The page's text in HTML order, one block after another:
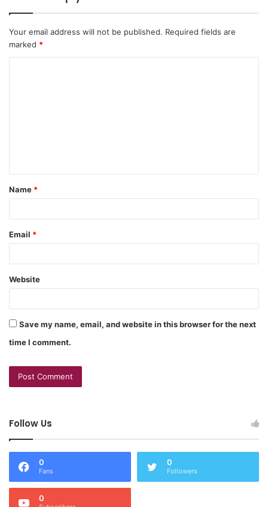
Your email address will not be published. Required fields are
marked *
Name *
Email *
Website
Save my name, email, and website in this browser for the next
time I comment.
Follow Us
0
Fans
0
Followers
0